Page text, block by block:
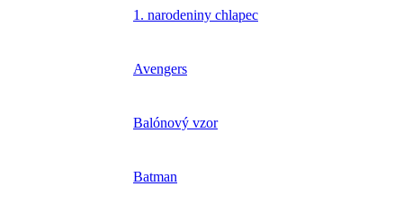
1. narodeniny chlapec
Avengers
Balónový vzor
Batman